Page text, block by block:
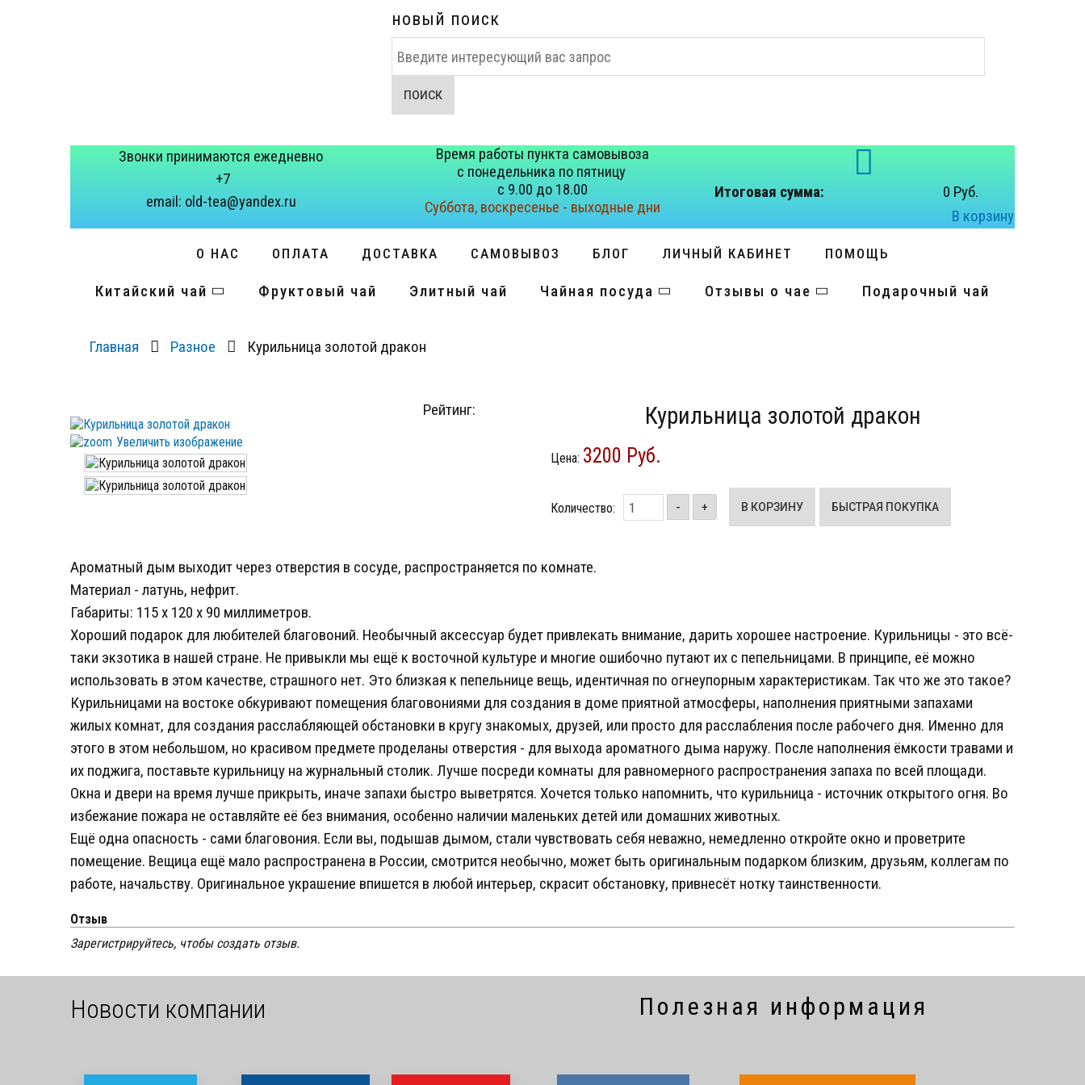
новый поиск
ПОИСК
Звонки принимаются ежедневно
+7
email: old-tea@yandex.ru
Время работы пункта самовывоза
с понедельника по пятницу
с 9.00 до 18.00
Суббота, воскресенье - выходные дни
Итоговая сумма:
0 Руб.
В корзину
О НАС ОПЛАТА ДОСТАВКА САМОВЫВОЗ БЛОГ ЛИЧНЫЙ КАБИНЕТ ПОМОЩЬ
Китайский чай Фруктовый чай Элитный чай Чайная посуда Отзывы о чае Подарочный чай
Главная Разное Курильница золотой дракон
Рейтинг:
Увеличить изображение
Курильница золотой дракон
Цена: 3200 Руб.
Количество: - +
Ароматный дым выходит через отверстия в сосуде, распространяется по комнате.
Материал - латунь, нефрит.
Габариты: 115 х 120 х 90 миллиметров.
Хороший подарок для любителей благовоний. Необычный аксессуар будет привлекать внимание, дарить хорошее настроение. Курильницы - это всё-
таки экзотика в нашей стране. Не привыкли мы ещё к восточной культуре и многие ошибочно путают их с пепельницами. В принципе, её можно
использовать в этом качестве, страшного нет. Это близкая к пепельнице вещь, идентичная по огнеупорным характеристикам. Так что же это такое?
Курильницами на востоке обкуривают помещения благовониями для создания в доме приятной атмосферы, наполнения приятными запахами
жилых комнат, для создания расслабляющей обстановки в кругу знакомых, друзей, или просто для расслабления после рабочего дня. Именно для
этого в этом небольшом, но красивом предмете проделаны отверстия - для выхода ароматного дыма наружу. После наполнения ёмкости травами и
их поджига, поставьте курильницу на журнальный столик. Лучше посреди комнаты для равномерного распространения запаха по всей площади.
Окна и двери на время лучше прикрыть, иначе запахи быстро выветрятся. Хочется только напомнить, что курильница - источник открытого огня. Во
избежание пожара не оставляйте её без внимания, особенно наличии маленьких детей или домашних животных.
Ещё одна опасность - сами благовония. Если вы, подышав дымом, стали чувствовать себя неважно, немедленно откройте окно и проветрите
помещение. Вещица ещё мало распространена в России, смотрится необычно, может быть оригинальным подарком близким, друзьям, коллегам по
работе, начальству. Оригинальное украшение впишется в любой интерьер, скрасит обстановку, привнесёт нотку таинственности.
Отзыв
Зарегистрируйтесь, чтобы создать отзыв.
Новости компании Полезная информация